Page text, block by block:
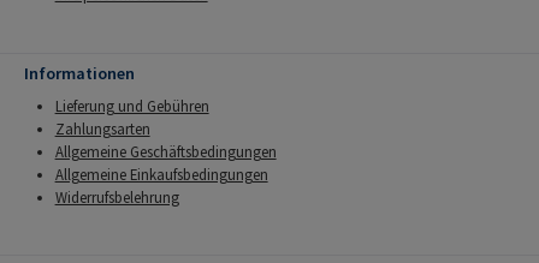
Informationen
Lieferung und Gebühren
Zahlungsarten
Allgemeine Geschäftsbedingungen
Allgemeine Einkaufsbedingungen
Widerrufsbelehrung